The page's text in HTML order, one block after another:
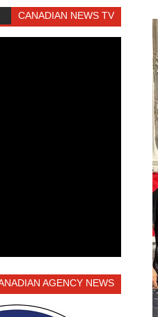
CANADIAN NEWS TV
AGENCY NEWS